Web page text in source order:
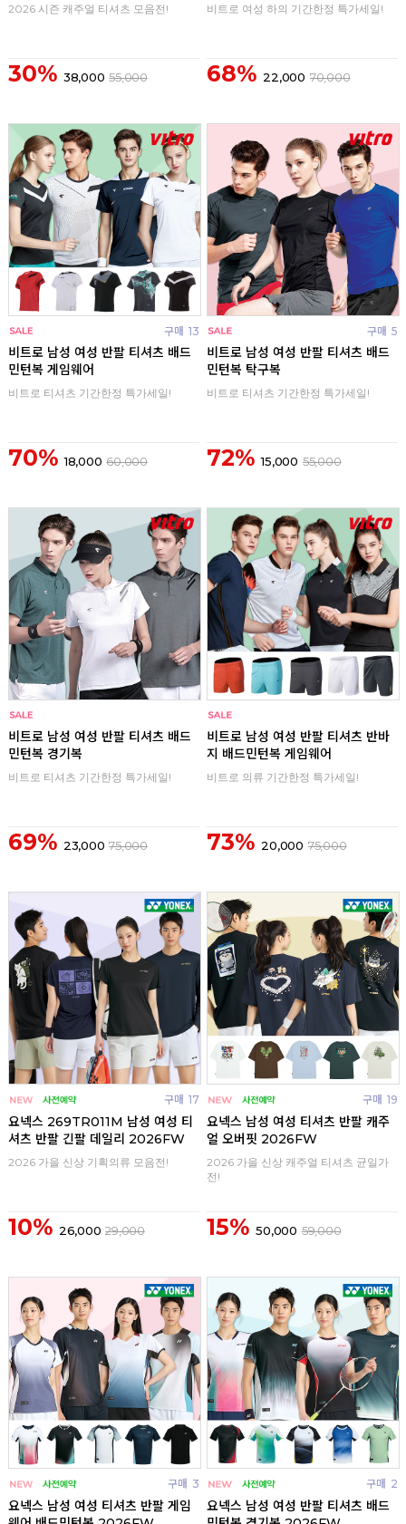
2026 시즌 캐주얼 티셔츠 모음전!
30% 38,000 55,000
비트로 여성 하의 기간한정 특가세일!
68% 22,000 70,000
구매 13
비트로 남성 여성 반팔 티셔츠 배드
민턴복 게임웨어
비트로 티셔츠 기간한정 특가세일!
70% 18,000 60,000
구매 5
비트로 남성 여성 반팔 티셔츠 배드
민턴복 탁구복
비트로 티셔츠 기간한정 특가세일!
72% 15,000 55,000
비트로 남성 여성 반팔 티셔츠 배드
민턴복 경기복
비트로 티셔츠 기간한정 특가세일!
69% 23,000 75,000
비트로 남성 여성 반팔 티셔츠 반바
지 배드민턴복 게임웨어
비트로 의류 기간한정 특가세일!
73% 20,000 75,000
구매 17
요넥스 269TR011M 남성 여성 티
셔츠 반팔 긴팔 데일리 2026FW
2026 가을 신상 기획의류 모음전!
10% 26,000 29,000
구매 19
요넥스 남성 여성 티셔츠 반팔 캐주
얼 오버핏 2026FW
2026 가을 신상 캐주얼 티셔츠 균일가
전!
15% 50,000 59,000
구매 3
요넥스 남성 여성 티셔츠 반팔 게임
구매 2
요넥스 남성 여성 반팔 티셔츠 배드